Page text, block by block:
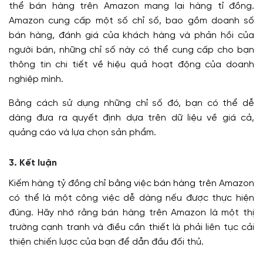
thể bán hàng trên Amazon mang lại hàng tỉ đồng.
Amazon cung cấp một số chỉ số, bao gồm doanh số
bán hàng, đánh giá của khách hàng và phản hồi của
người bán, những chỉ số này có thể cung cấp cho bạn
thông tin chi tiết về hiệu quả hoạt động của doanh
nghiệp mình.
Bằng cách sử dụng những chỉ số đó, bạn có thể dễ
dàng đưa ra quyết định dựa trên dữ liệu về giá cả,
quảng cáo và lựa chọn sản phẩm.
3. Kết luận
Kiếm hàng tỷ đồng chỉ bằng việc bán hàng trên Amazon
có thể là một công việc dễ dàng nếu được thực hiện
đúng. Hãy nhớ rằng bán hàng trên Amazon là một thị
trường cạnh tranh và điều cần thiết là phải liên tục cải
thiện chiến lược của bạn để dẫn đầu đối thủ.